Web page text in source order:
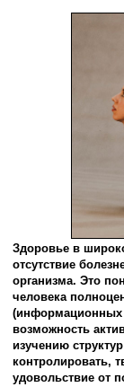
Здоровье в
отсутствие
организма. Это
человека
(информационных
возможность
изучению
контролировать,
удовольствие от